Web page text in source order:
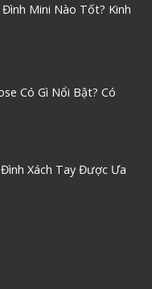
Mini Nào Tốt? Kinh
Có Gì Nổi Bật? Có
Xách Tay Được Ưa